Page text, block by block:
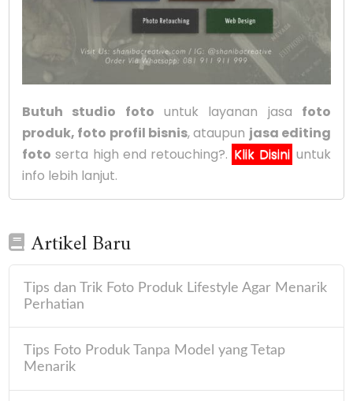
Butuh studio foto untuk layanan jasa foto
produk, foto profil bisnis, ataupun jasa editing
foto serta high end retouching?. Klik Disini untuk
info lebih lanjut.
Artikel Baru
Tips dan Trik Foto Produk Lifestyle Agar Menarik
Perhatian
Tips Foto Produk Tanpa Model yang Tetap
Menarik